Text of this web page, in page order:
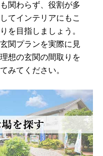
関わらず、役割が多
てインテリアにもこ
を目指しましょう。
関プランを実際に見
想の玄関の間取りを
みてください。